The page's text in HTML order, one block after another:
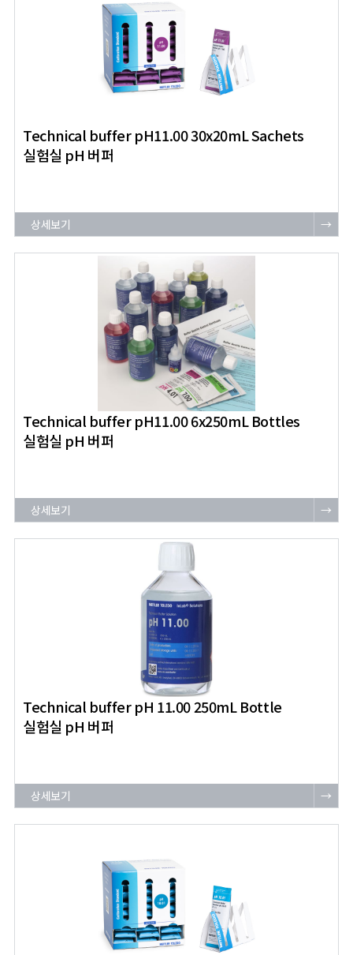
Technical buffer pH11.00 30x20mL Sachets
실험실 pH 버퍼
상세보기 →
Technical buffer pH11.00 6x250mL Bottles
실험실 pH 버퍼
상세보기 →
Technical buffer pH 11.00 250mL Bottle
실험실 pH 버퍼
상세보기 →